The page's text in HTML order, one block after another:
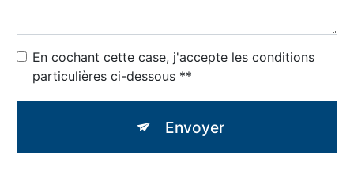
En cochant cette case, j'accepte les conditions
particulières ci-dessous **
Envoyer